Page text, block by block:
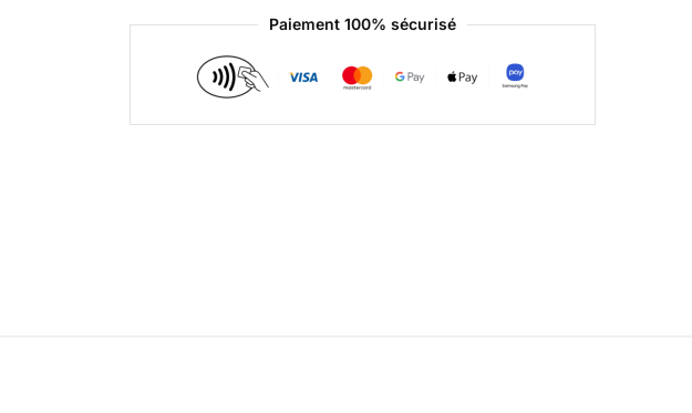
Paiement 100% sécurisé